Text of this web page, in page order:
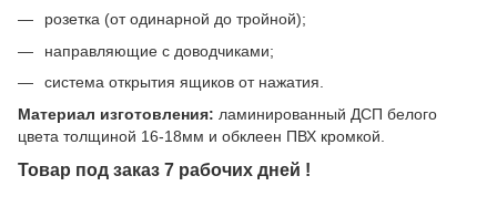
розетка (от одинарной до тройной);
направляющие с доводчиками;
система открытия ящиков от нажатия.
Материал изготовления: ламинированный ДСП белого
цвета толщиной 16-18мм и обклеен ПВХ кромкой.
Товар под заказ 7 рабочих дней !